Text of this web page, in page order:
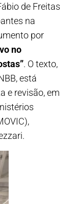
de Freitas
na
por
no
. O texto,
está
e revisão, em